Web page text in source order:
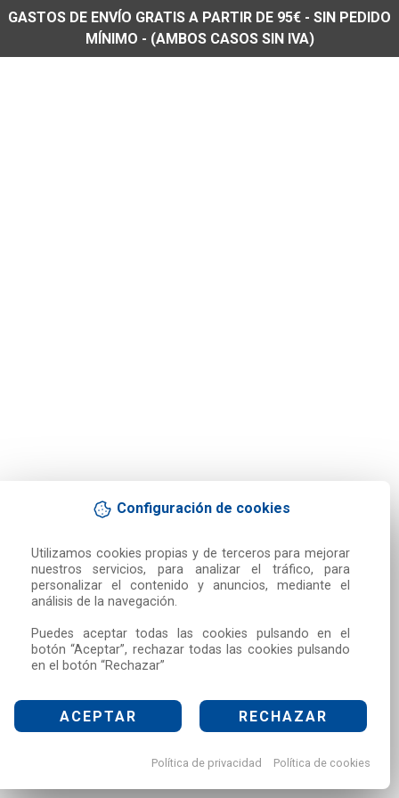
Configuración de cookies
Utilizamos cookies propias y de terceros para mejorar
nuestros servicios, para analizar el tráfico, para
personalizar el contenido y anuncios, mediante el
análisis de la navegación.
Puedes aceptar todas las cookies pulsando en el
botón “Aceptar”, rechazar todas las cookies pulsando
en el botón “Rechazar”
ACEPTAR RECHAZAR
Política de privacidad Política de cookies
GASTOS DE ENVÍO GRATIS A PARTIR DE 95€ - SIN PEDIDO
MÍNIMO - (AMBOS CASOS SIN IVA)